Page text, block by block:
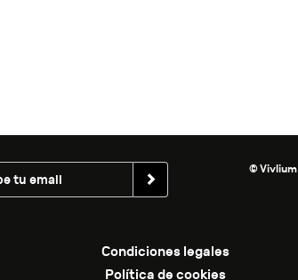
© Vivlium
Condiciones legales
Política de cookies